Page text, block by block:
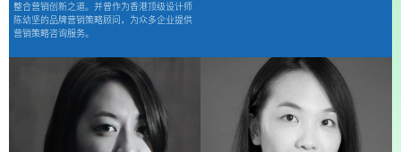
整合营销创新之道。并曾作为香港顶级设计师
陈幼坚的品牌营销策略顾问，为众多企业提供
营销策略咨询服务。